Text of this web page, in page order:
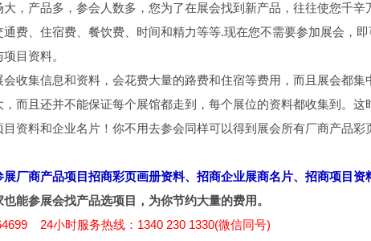
，产品多，参会人数多，您为了在展会找到新产品，往往使您千辛
费、住宿费、餐饮费、时间和精力等等.现在您不需要参加展会，
目资料。
收集信息和资料，会花费大量的路费和住宿等费用，而且展会都集
而且还并不能保证每个展馆都走到，每个展位的资料都收集到。
资料和企业名片！你不用去参会同样可以得到展会所有厂商产品
厂商产品项目招商彩页画册资料、招商企业展商名片、招商项目资
能参展会找产品选项目，为你节约大量的费用。
24小时服务热线：1340 230 1330(微信同号)